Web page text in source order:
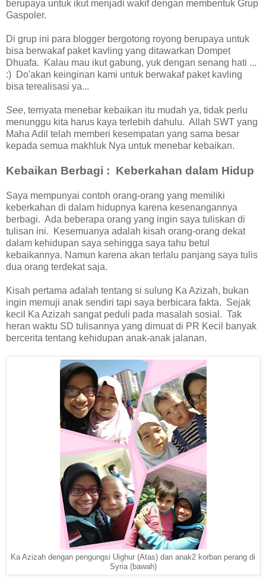
berupaya untuk ikut menjadi wakif dengan membentuk Grup
Gaspoler.
Di grup ini para blogger bergotong royong berupaya untuk
bisa berwakaf paket kavling yang ditawarkan Dompet
Dhuafa. Kalau mau ikut gabung, yuk dengan senang hati ...
:) Do'akan keinginan kami untuk berwakaf paket kavling
bisa terealisasi ya...
See, ternyata menebar kebaikan itu mudah ya, tidak perlu
menunggu kita harus kaya terlebih dahulu. Allah SWT yang
Maha Adil telah memberi kesempatan yang sama besar
kepada semua makhluk Nya untuk menebar kebaikan.
Kebaikan Berbagi : Keberkahan dalam Hidup
Saya mempunyai contoh orang-orang yang memiliki
keberkahan di dalam hidupnya karena kesenangannya
berbagi. Ada beberapa orang yang ingin saya tuliskan di
tulisan ini. Kesemuanya adalah kisah orang-orang dekat
dalam kehidupan saya sehingga saya tahu betul
kebaikannya. Namun karena akan terlalu panjang saya tulis
dua orang terdekat saja.
Kisah pertama adalah tentang si sulung Ka Azizah, bukan
ingin memuji anak sendiri tapi saya berbicara fakta. Sejak
kecil Ka Azizah sangat peduli pada masalah sosial. Tak
heran waktu SD tulisannya yang dimuat di PR Kecil banyak
bercerita tentang kehidupan anak-anak jalanan.
Ka Azizah dengan pengungsi Uighur (Atas) dan anak2 korban perang di
Syria (bawah)